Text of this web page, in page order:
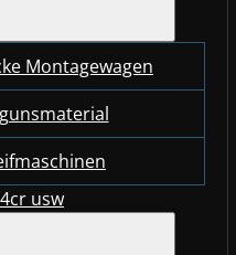
Montagewagen
usw